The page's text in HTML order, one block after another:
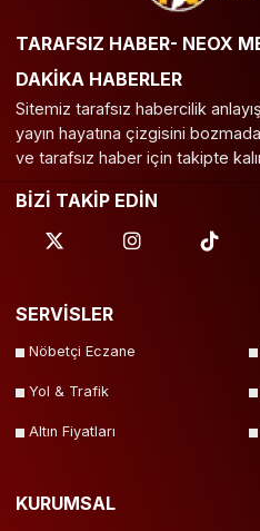
TARAFSIZ HABER- NEOX
DAKİKA HABERLER
Sitemiz tarafsız habercilik
yayın hayatına çizgisini
ve tarafsız haber için takipte
BİZİ TAKİP EDİN
SERVİSLER
Nöbetçi Eczane
Yol & Trafik
Altın Fiyatları
KURUMSAL